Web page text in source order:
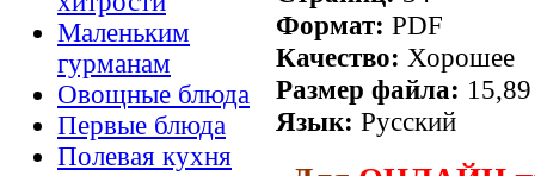
Маленьким
гурманам
Овощные блюда
Первые блюда
Полевая кухня
Формат: PDF
Качество: Хорошее
Размер файла:
Язык: Русский